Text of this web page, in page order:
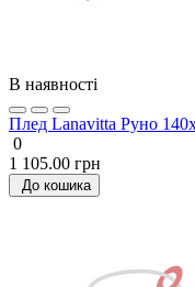
В наявності
Плед Lanavitta Руно
0
1 105.00 грн
До кошика